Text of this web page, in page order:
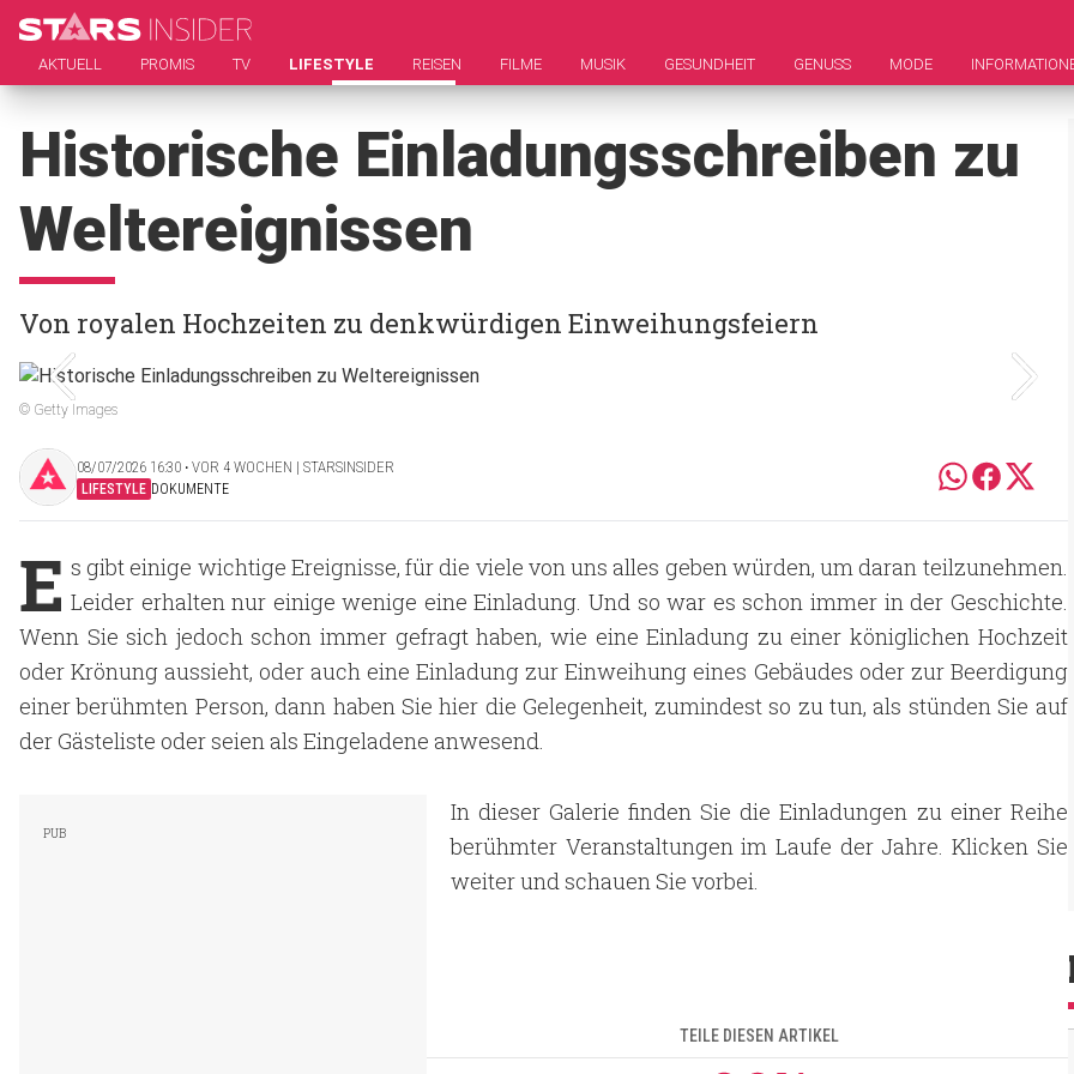
AKTUELL PROMIS TV LIFESTYLE REISEN FILME MUSIK GESUNDHEIT GENUSS MODE
Historische Einladungsschreiben zu
Weltereignissen
Von royalen Hochzeiten zu denkwürdigen Einweihungsfeiern
© Getty Images
08/07/2026 16:30 ‧ VOR 4 WOCHEN | STARSINSIDER
LIFESTYLE DOKUMENTE
E s gibt einige wichtige Ereignisse, für die viele von uns alles geben würden, um daran teilzunehmen.
Leider erhalten nur einige wenige eine Einladung. Und so war es schon immer in der Geschichte.
Wenn Sie sich jedoch schon immer gefragt haben, wie eine Einladung zu einer königlichen Hochzeit
oder Krönung aussieht, oder auch eine Einladung zur Einweihung eines Gebäudes oder zur Beerdigung
einer berühmten Person, dann haben Sie hier die Gelegenheit, zumindest so zu tun, als stünden Sie auf
der Gästeliste oder seien als Eingeladene anwesend.
In dieser Galerie finden Sie die Einladungen zu einer Reihe
berühmter Veranstaltungen im Laufe der Jahre. Klicken Sie
weiter und schauen Sie vorbei.
TEILE DIESEN ARTIKEL